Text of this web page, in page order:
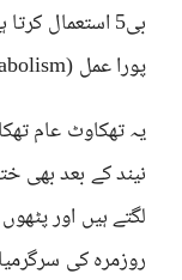
بی5 استعمال
پورا عمل (Energy Metabolism) متاثر ہوتا ہے۔
یہ تھکاوٹ عام
نیند کے بعد بھی
لگتے ہیں اور
روزمرہ کی